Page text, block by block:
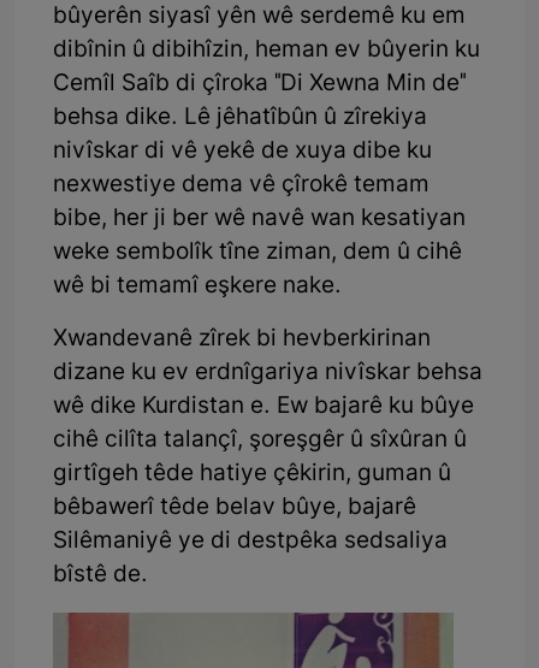
bûyerên siyasî yên wê serdemê ku em
dibînin û dibihîzin, heman ev bûyerin ku
Cemîl Saîb di çîroka "Di Xewna Min de"
behsa dike. Lê jêhatîbûn û zîrekiya
nivîskar di vê yekê de xuya dibe ku
nexwestiye dema vê çîrokê temam
bibe, her ji ber wê navê wan kesatiyan
weke sembolîk tîne ziman, dem û cihê
wê bi temamî eşkere nake.
Xwandevanê zîrek bi hevberkirinan
dizane ku ev erdnîgariya nivîskar behsa
wê dike Kurdistan e. Ew bajarê ku bûye
cihê cilîta talançî, şoreşgêr û sîxûran û
girtîgeh têde hatiye çêkirin, guman û
bêbawerî têde belav bûye, bajarê
Silêmaniyê ye di destpêka sedsaliya
bîstê de.